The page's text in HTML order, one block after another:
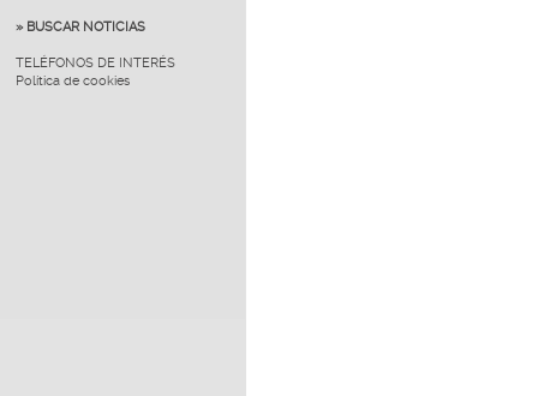
» BUSCAR NOTICIAS
TELÉFONOS DE INTERÉS
Política de cookies